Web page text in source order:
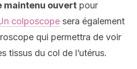
maintenu ouvert pour
colposcope sera également
qui permettra de voir
tissus du col de l’utérus.